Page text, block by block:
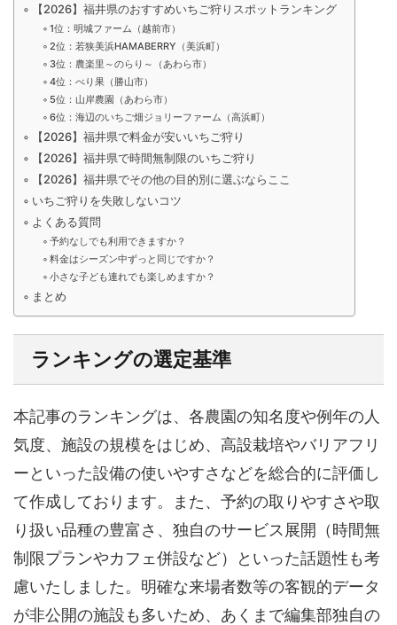
【2026】福井県のおすすめいちご狩りスポットランキング
1位：明城ファーム（越前市）
2位：若狭美浜HAMABERRY（美浜町）
3位：農楽里～のらり～（あわら市）
4位：べり果（勝山市）
5位：山岸農園（あわら市）
6位：海辺のいちご畑ジョリーファーム（高浜町）
【2026】福井県で料金が安いいちご狩り
【2026】福井県で時間無制限のいちご狩り
【2026】福井県でその他の目的別に選ぶならここ
いちご狩りを失敗しないコツ
よくある質問
予約なしでも利用できますか？
料金はシーズン中ずっと同じですか？
小さな子ども連れでも楽しめますか？
まとめ
ランキングの選定基準
本記事のランキングは、各農園の知名度や例年の人
気度、施設の規模をはじめ、高設栽培やバリアフリ
ーといった設備の使いやすさなどを総合的に評価し
て作成しております。また、予約の取りやすさや取
り扱い品種の豊富さ、独自のサービス展開（時間無
制限プランやカフェ併設など）といった話題性も考
慮いたしました。明確な来場者数等の客観的データ
が非公開の施設も多いため、あくまで編集部独自の